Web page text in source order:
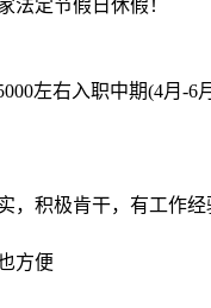
法定节假日休假！
左右入职中期(4月-
，积极肯干，有工作经
方便